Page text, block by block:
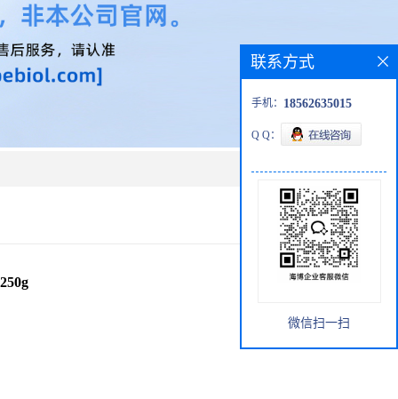
联系方式
手机： 18562635015
Q Q：
微信扫一扫